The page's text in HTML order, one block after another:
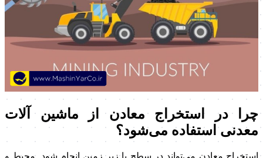
چرا در استخراج معادن از ماشین آلات
معدنی استفاده می‌شود؟